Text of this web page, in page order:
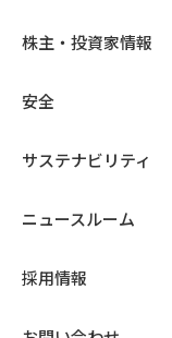
株主・投資家情報
安全
サステナビリティ
ニュースルーム
採用情報